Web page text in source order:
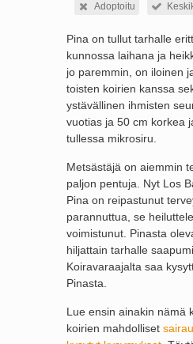
Adoptoitu
Pina on tullut tarhalle
kunnossa laihana ja
jo paremmin, on iloinen
toisten koirien kanssa
ystävällinen ihmisten
vuotias ja 50 cm korkea
tullessa mikrosiru.
Metsästäjä on aiemmin
paljon pentuja. Nyt Los
Pina on reipastunut
parannuttua, se
voimistunut. Pinasta
hiljattain tarhalle
Koiravaraajalta saa
Pinasta.
Lue ensin ainakin nämä
koirien mahdolliset